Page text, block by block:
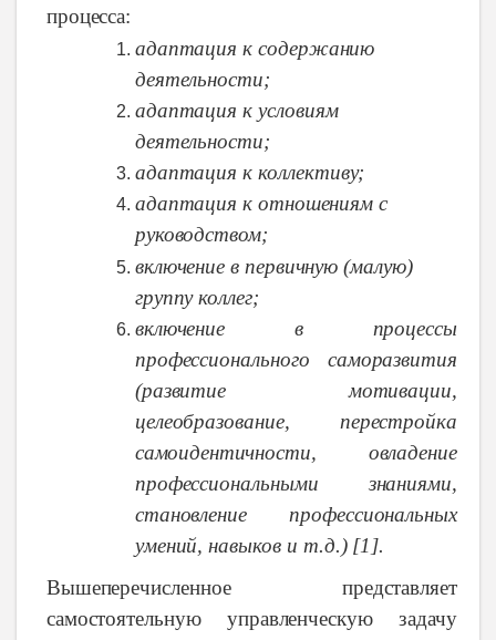
процесса:
адаптация к содержанию
деятельности;
адаптация кусловиям
деятельности;
адаптация кколлективу;
адаптация котношениямс
руководством;
включение в первичную (малую)
группу коллег;
включение в процессы
профессионального
саморазвития
(развитие
мотивации,
целеобразование,
перестройка
самоидентичности,
овладение
профессиональными
знаниями,
становление
профессиональных
умений, навыкови т.д.) [1].
Вышеперечисленное представляет
самостоятельную
управленческуюзадачу